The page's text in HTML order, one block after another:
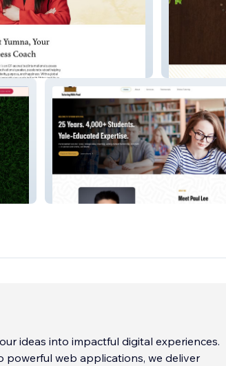
Biryani Hub
Paul Can Teach
ideas into impactful digital experiences.
powerful web applications, we deliver